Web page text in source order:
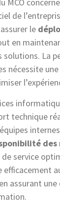
de
le
en
solutions. La
nécessite
technique
des
service
assurant